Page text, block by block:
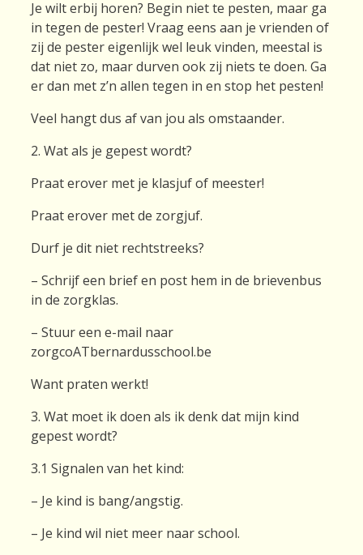
Je wilt erbij horen? Begin niet te pesten, maar ga
in tegen de pester! Vraag eens aan je vrienden of
zij de pester eigenlijk wel leuk vinden, meestal is
dat niet zo, maar durven ook zij niets te doen. Ga
er dan met z’n allen tegen in en stop het pesten!
Veel hangt dus af van jou als omstaander.
2. Wat als je gepest wordt?
Praat erover met je klasjuf of meester!
Praat erover met de zorgjuf.
Durf je dit niet rechtstreeks?
– Schrijf een brief en post hem in de brievenbus
in de zorgklas.
– Stuur een e-mail naar
zorgcoATbernardusschool.be
Want praten werkt!
3. Wat moet ik doen als ik denk dat mijn kind
gepest wordt?
3.1 Signalen van het kind:
– Je kind is bang/angstig.
– Je kind wil niet meer naar school.